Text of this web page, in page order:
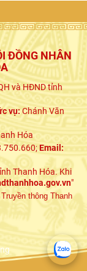
ĐỒNG NHÂN
và HĐND tỉnh
vụ:Chánh Văn
Hóa
Email:
Thanh Hóa. Khi
"
thông Thanh